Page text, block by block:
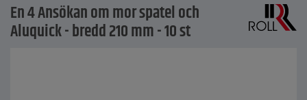
En 4 Ansökan om mor spatel och
Aluquick - bredd 210 mm - 10 st